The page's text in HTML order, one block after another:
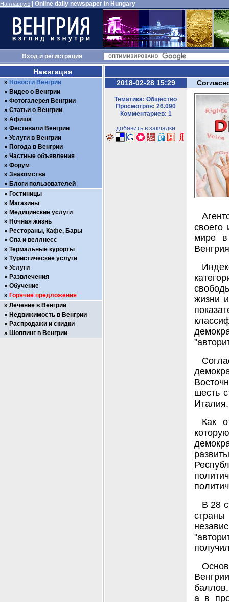
На главную Online daily newspaper in Hungary
Входи регистрация
2018-02-28 15:29
Тематика: Общество
Просмотров: 26.090
Комментариев: 1
добавить в закладки
своего
мире в
жизни
шесть
Италия.
Как
В 28
а в
Навигация
Новости Венгрии
Видео о Венгрии
Фотогалерея Венгрии
Статьи о Венгрии
Афиша
Фестивали Венгрии
Услуги в Венгрии
Погода в Венгрии
Частные объявления
Форум
Знакомства
Блоги пользователей
Гостиницы
Магазины
Медицинские услуги
Ночная жизнь
Рестораны, Кафе, Бары
Спа и веллнесс
Термальные курорты
Туристические услуги
Услуги
Развлечения
Обучение
Горячие предложения
Лечение в Венгрии
Недвижимость в Венгрии
Распродажи и скидки
Шоппинг в Венгрии